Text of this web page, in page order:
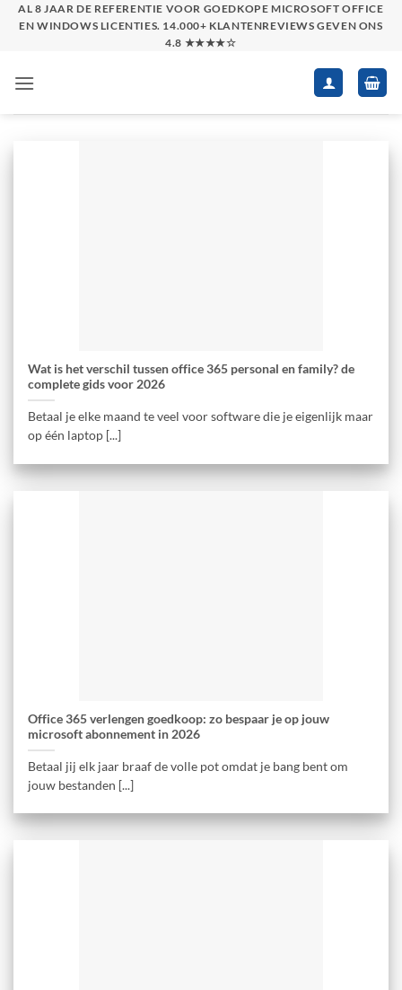
SkipAL 8 JAAR DE REFERENTIE VOOR GOEDKOPE MICROSOFT OFFICE
EN WINDOWS LICENTIES. 14.000+ KLANTENREVIEWS GEVEN ONS
4.8 ★★★★☆
Wat is het verschil tussen office 365 personal en family? de
complete gids voor 2026
Betaal je elke maand te veel voor software die je eigenlijk maar
op één laptop [...]
Office 365 verlengen goedkoop: zo bespaar je op jouw
microsoft abonnement in 2026
Betaal jij elk jaar braaf de volle pot omdat je bang bent om
jouw bestanden [...]